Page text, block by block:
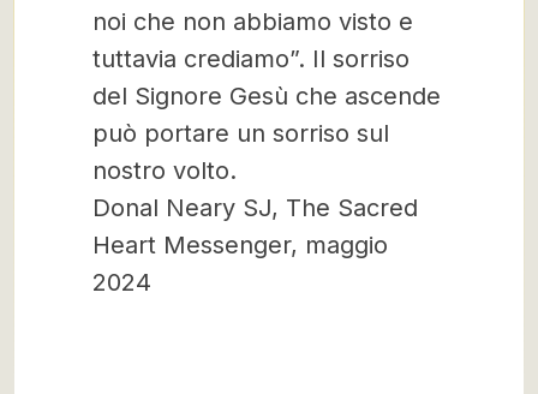
noi che non abbiamo visto e
tuttavia crediamo”. Il sorriso
del Signore Gesù che ascende
può portare un sorriso sul
nostro volto.
Donal Neary SJ, The Sacred
Heart Messenger, maggio
2024